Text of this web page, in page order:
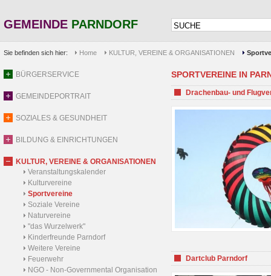
GEMEINDE PARNDORF
Sie befinden sich hier: Home KULTUR, VEREINE & ORGANISATIONEN
BÜRGERSERVICE
GEMEINDEPORTRAIT
SOZIALES & GESUNDHEIT
BILDUNG & EINRICHTUNGEN
KULTUR, VEREINE & ORGANISATIONEN
Veranstaltungskalender
Kulturvereine
Sportvereine
Soziale Vereine
Naturvereine
"das Wurzelwerk"
Kinderfreunde Parndorf
Weitere Vereine
Feuerwehr
NGO - Non-Governmental Organisation
SPORTVEREINE IN
Drachenbau- und
Dartclub Parndorf